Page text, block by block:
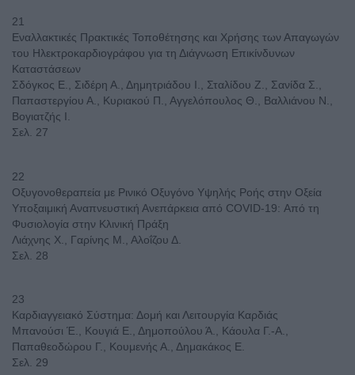
21
Εναλλακτικές Πρακτικές Τοποθέτησης και Χρήσης των Απαγωγών
του Ηλεκτροκαρδιογράφου για τη Διάγνωση Επικίνδυνων
Καταστάσεων
Σδόγκος Ε., Σιδέρη Α., Δημητριάδου Ι., Σταλίδου Ζ., Σανίδα Σ.,
Παπαστεργίου Α., Κυριακού Π., Αγγελόπουλος Θ., Βαλλιάνου Ν.,
Βογιατζής Ι.
Σελ. 27
22
Οξυγονοθεραπεία με Ρινικό Οξυγόνο Υψηλής Ροής στην Οξεία
Υποξαιμική Αναπνευστική Ανεπάρκεια από COVID-19: Από τη
Φυσιολογία στην Κλινική Πράξη
Λιάχνης Χ., Γαρίνης Μ., Αλοΐζου Δ.
Σελ. 28
23
Καρδιαγγειακό Σύστημα: Δομή και Λειτουργία Καρδιάς
Μπανούσι Έ., Κουγιά Ε., Δημοπούλου Ά., Κάουλα Γ.-Α.,
Παπαθεοδώρου Γ., Κουμενής Α., Δημακάκος Ε.
Σελ. 29